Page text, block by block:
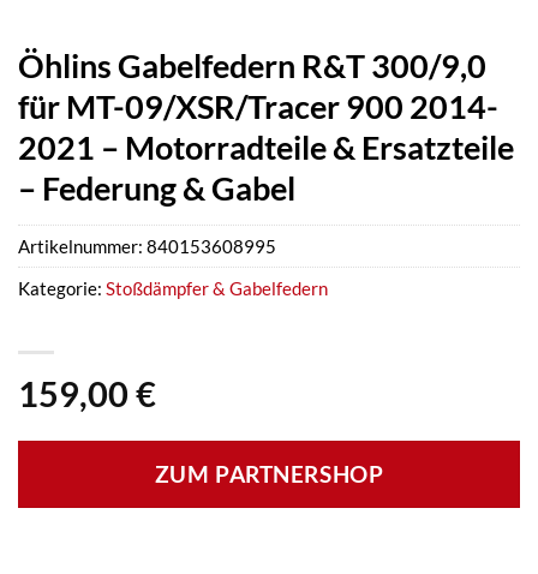
Öhlins Gabelfedern R&T 300/9,0
für MT-09/XSR/Tracer 900 2014-
2021 – Motorradteile & Ersatzteile
– Federung & Gabel
159,00 €
ZUM PARTNERSHOP
Artikelnummer: 840153608995
Kategorie: Stoßdämpfer & Gabelfedern